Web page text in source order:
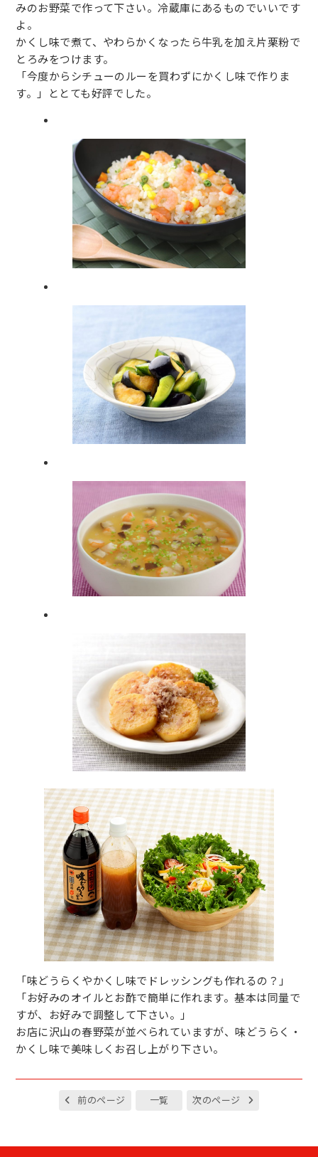
みのお野菜で作って下さい。冷蔵庫にあるものでいいです
よ。
かくし味で煮て、やわらかくなったら牛乳を加え片栗粉で
とろみをつけます。
「今度からシチューのルーを買わずにかくし味で作りま
す。」ととても好評でした。
「味どうらくやかくし味でドレッシングも作れるの？」
「お好みのオイルとお酢で簡単に作れます。基本は同量で
すが、お好みで調整して下さい。」
お店に沢山の春野菜が並べられていますが、味どうらく・
かくし味で美味しくお召し上がり下さい。
前のページ 一覧 次のページ